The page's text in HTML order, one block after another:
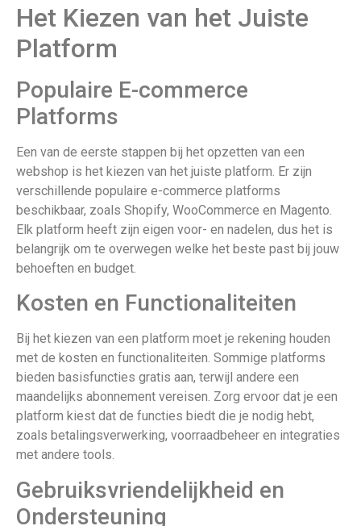
Het Kiezen van het Juiste
Platform
Populaire E-commerce
Platforms
Een van de eerste stappen bij het opzetten van een
webshop is het kiezen van het juiste platform. Er zijn
verschillende populaire e-commerce platforms
beschikbaar, zoals Shopify, WooCommerce en Magento.
Elk platform heeft zijn eigen voor- en nadelen, dus het is
belangrijk om te overwegen welke het beste past bij jouw
behoeften en budget.
Kosten en Functionaliteiten
Bij het kiezen van een platform moet je rekening houden
met de kosten en functionaliteiten. Sommige platforms
bieden basisfuncties gratis aan, terwijl andere een
maandelijks abonnement vereisen. Zorg ervoor dat je een
platform kiest dat de functies biedt die je nodig hebt,
zoals betalingsverwerking, voorraadbeheer en integraties
met andere tools.
Gebruiksvriendelijkheid en
Ondersteuning